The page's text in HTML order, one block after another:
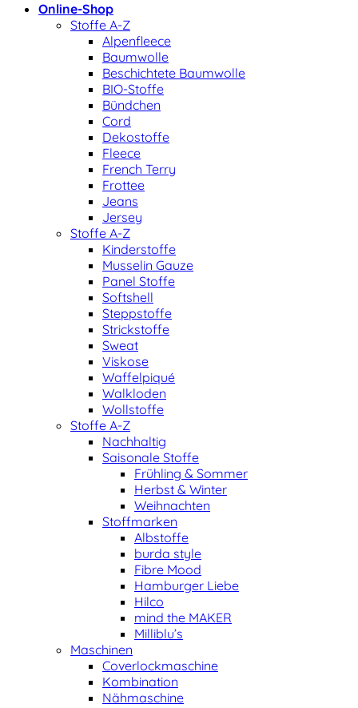
Online-Shop
Stoffe A-Z
Alpenfleece
Baumwolle
Beschichtete Baumwolle
BIO-Stoffe
Bündchen
Cord
Dekostoffe
Fleece
French Terry
Frottee
Jeans
Jersey
Stoffe A-Z
Kinderstoffe
Musselin Gauze
Panel Stoffe
Softshell
Steppstoffe
Strickstoffe
Sweat
Viskose
Waffelpiqué
Walkloden
Wollstoffe
Stoffe A-Z
Nachhaltig
Saisonale Stoffe
Frühling & Sommer
Herbst & Winter
Weihnachten
Stoffmarken
Albstoffe
burda style
Fibre Mood
Hamburger Liebe
Hilco
mind the MAKER
Milliblu’s
Maschinen
Coverlockmaschine
Kombination
Nähmaschine